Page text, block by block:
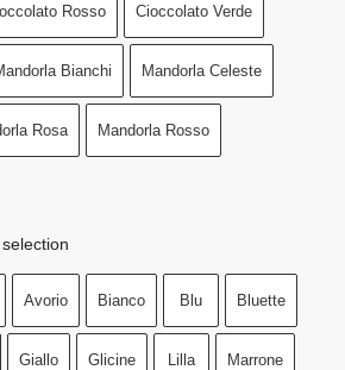
Rosso Cioccolato Verde
Bianchi Mandorla Celeste
Rosa Mandorla Rosso
Avorio Bianco Blu Bluette
Giallo Glicine Lilla Marrone